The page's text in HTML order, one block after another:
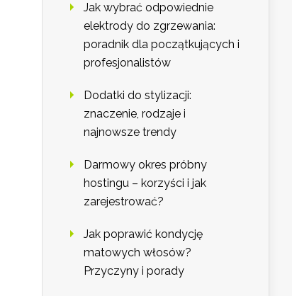
Jak wybrać odpowiednie
elektrody do zgrzewania:
poradnik dla początkujących i
profesjonalistów
Dodatki do stylizacji:
znaczenie, rodzaje i
najnowsze trendy
Darmowy okres próbny
hostingu – korzyści i jak
zarejestrować?
Jak poprawić kondycję
matowych włosów?
Przyczyny i porady